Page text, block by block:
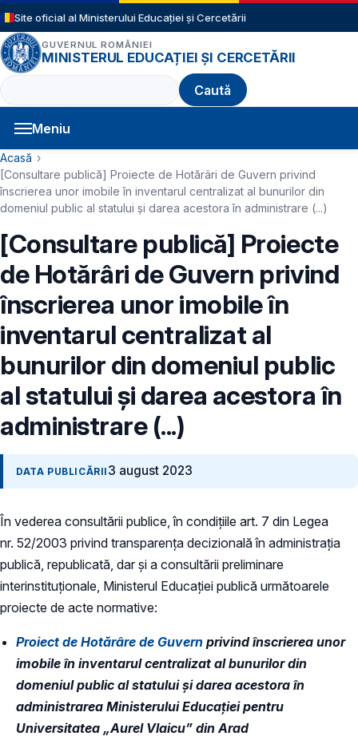
Sari la conținutul principal
Site oficial al Ministerului Educației și Cercetării
GUVERNUL ROMÂNIEI
MINISTERUL EDUCAȚIEI ȘI CERCETĂRII
Caută
Meniu
Navigație principală
Cale de navigare
Acasă
[Consultare publică] Proiecte de Hotărâri de Guvern privind
înscrierea unor imobile în inventarul centralizat al bunurilor din
domeniul public al statului și darea acestora în administrare (...)
[Consultare publică] Proiecte
de Hotărâri de Guvern privind
înscrierea unor imobile în
inventarul centralizat al
bunurilor din domeniul public
al statului și darea acestora în
administrare (...)
DATA PUBLICĂRII 3 august 2023
În vederea consultării publice, în condiţiile art. 7 din Legea
nr. 52/2003 privind transparenţa decizională în administraţia
publică, republicată, dar și a consultării preliminare
interinstituționale, Ministerul Educaţiei publică următoarele
proiecte de acte normative:
Proiect de Hotărâre de Guvern privind înscrierea unor
imobile în inventarul centralizat al bunurilor din
domeniul public al statului și darea acestora în
administrarea Ministerului Educației pentru
Universitatea „Aurel Vlaicu” din Arad